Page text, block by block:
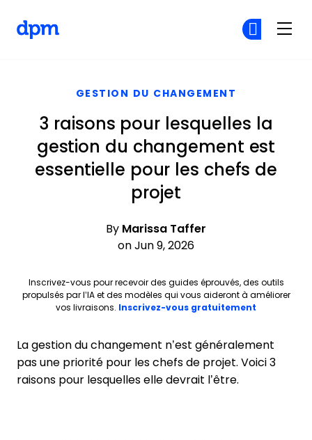
GESTION DU CHANGEMENT
3 raisons pour lesquelles la
gestion du changement est
essentielle pour les chefs de
projet
By Marissa Taffer
on Jun 9, 2026
Inscrivez-vous pour recevoir des guides éprouvés, des outils
propulsés par l’IA et des modèles qui vous aideront à améliorer
vos livraisons. Inscrivez-vous gratuitement
La gestion du changement n’est généralement
pas une priorité pour les chefs de projet. Voici 3
raisons pour lesquelles elle devrait l’être.